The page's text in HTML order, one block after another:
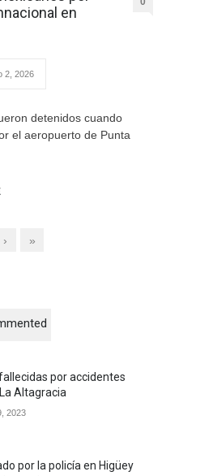
en
2, 2026
detenidos cuando
el aeropuerto de Punta
› »
por accidentes
Altagracia
2023
por la policía en Higüey